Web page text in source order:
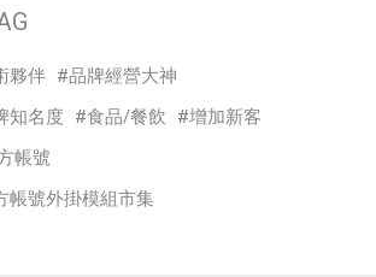
夥伴
品牌經營大神
知名度
食品/餐飲
增加新客
帳號
帳號外掛模組市集